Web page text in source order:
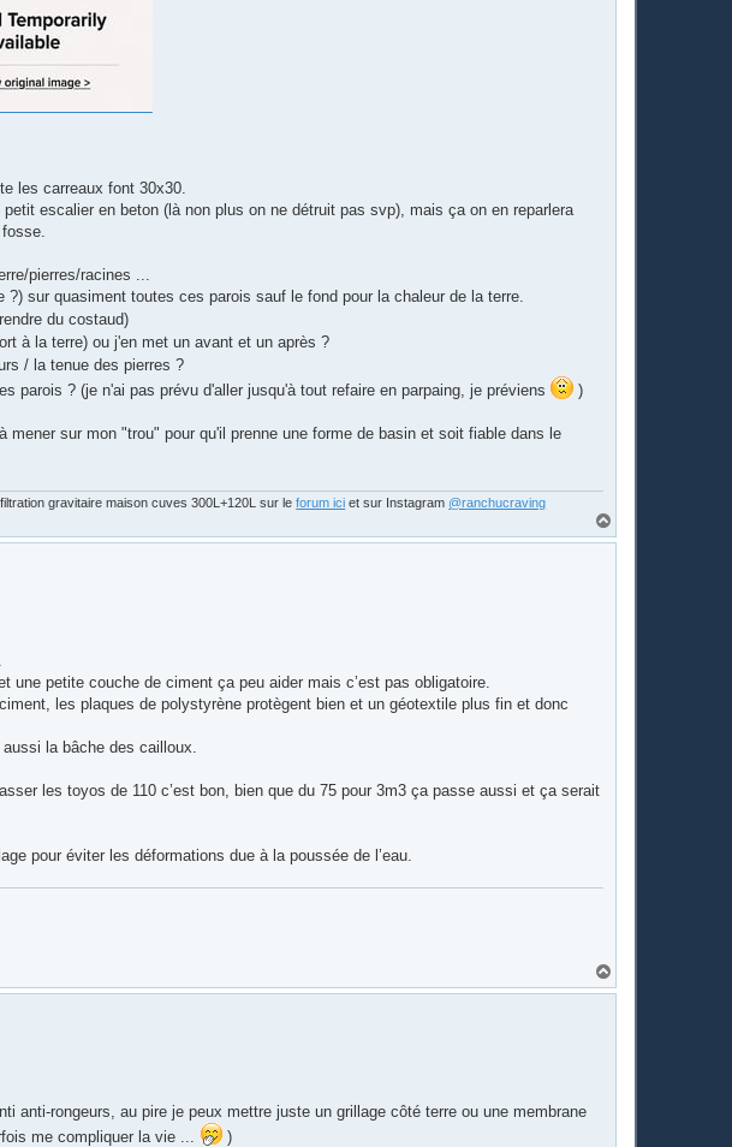
les carreaux font 30x30.
escalier en beton (là non plus on ne détruit pas svp), mais ça on en reparlera
pierres/racines ...
sur quasiment toutes ces parois sauf le fond pour la chaleur de la terre.
du costaud)
à la terre) ou j'en met un avant et un après ?
/ la tenue des pierres ?
parois ? (je n'ai pas prévu d'aller jusqu'à tout refaire en parpaing, je préviens
)
sur mon "trou" pour qu'il prenne une forme de basin et soit fiable dans le
gravitaire maison cuves 300L+120L sur leforum ici et sur Instagram @ranchucraving
a
petite couche de ciment ça peu aider mais c’est pas obligatoire.
les plaques de polystyrène protègent bien et un géotextile plus fin et donc
la bâche des cailloux.
les toyos de 110 c’est bon, bien que du 75 pour 3m3 ça passe aussi et ça serait
pour éviter les déformations due à la poussée de l’eau.
a
anti-rongeurs, au pire je peux mettre juste un grillage côté terre ou une membrane
me compliquer la vie ...
)